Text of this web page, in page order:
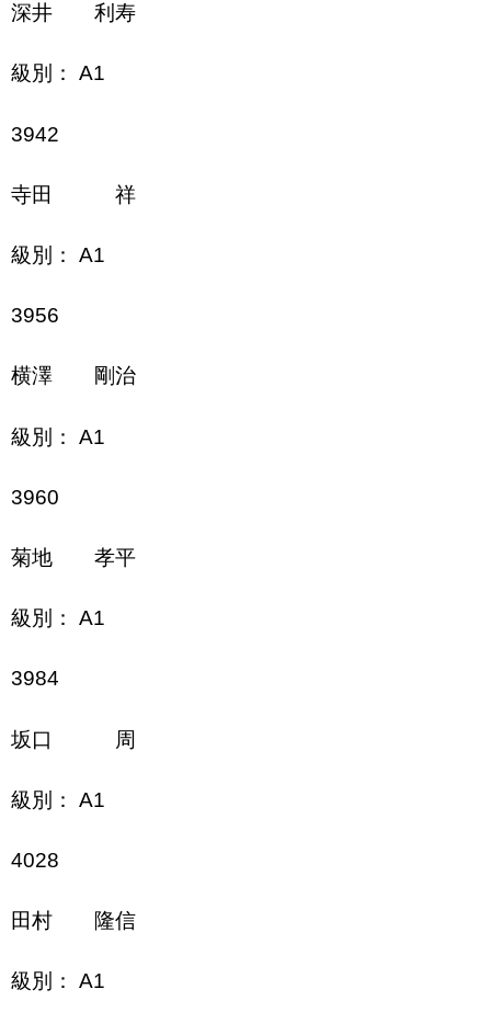
深井 利寿
級別： A1
3942
寺田 祥
級別： A1
3956
横澤 剛治
級別： A1
3960
菊地 孝平
級別： A1
3984
坂口 周
級別： A1
4028
田村 隆信
級別： A1